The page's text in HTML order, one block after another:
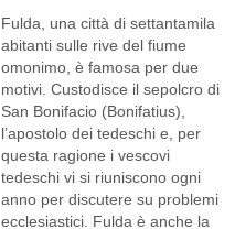
Fulda, una città di settantamila
abitanti sulle rive del fiume
omonimo, è famosa per due
motivi. Custodisce il sepolcro di
San Bonifacio (Bonifatius),
l’apostolo dei tedeschi e, per
questa ragione i vescovi
tedeschi vi si riuniscono ogni
anno per discutere su problemi
ecclesiastici. Fulda è anche la